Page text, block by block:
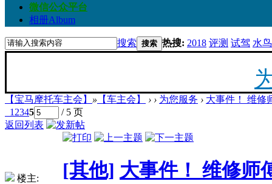
微信公众平台
相册Album
搜索 搜索 热搜: 2018 评测 试驾 水鸟
最
【宝马摩托车主会】 » 【车主会】 › › 为您服务 › 大事件！ 维修
1 2345
/ 5 页
返回列表
楼主:
[其他] 大事件！ 维修师